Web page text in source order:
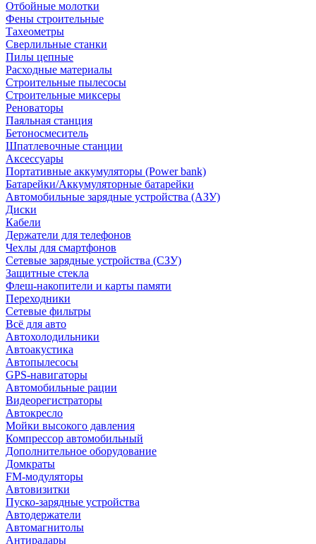
Отбойные молотки
Фены строительные
Тахеометры
Сверлильные станки
Пилы цепные
Расходные материалы
Строительные пылесосы
Строительные миксеры
Реноваторы
Паяльная станция
Бетоносмеситель
Шпатлевочные станции
Аксессуары
Портативные аккумуляторы (Power bank)
Батарейки/Аккумуляторные батарейки
Автомобильные зарядные устройства (АЗУ)
Диски
Кабели
Держатели для телефонов
Чехлы для смартфонов
Сетевые зарядные устройства (СЗУ)
Защитные стекла
Флеш-накопители и карты памяти
Переходники
Сетевые фильтры
Всё для авто
Автохолодильники
Автоакустика
Автопылесосы
GPS-навигаторы
Автомобильные рации
Видеорегистраторы
Автокресло
Мойки высокого давления
Компрессор автомобильный
Дополнительное оборудование
Домкраты
FM-модуляторы
Автовизитки
Пуско-зарядные устройства
Автодержатели
Автомагнитолы
Антирадары